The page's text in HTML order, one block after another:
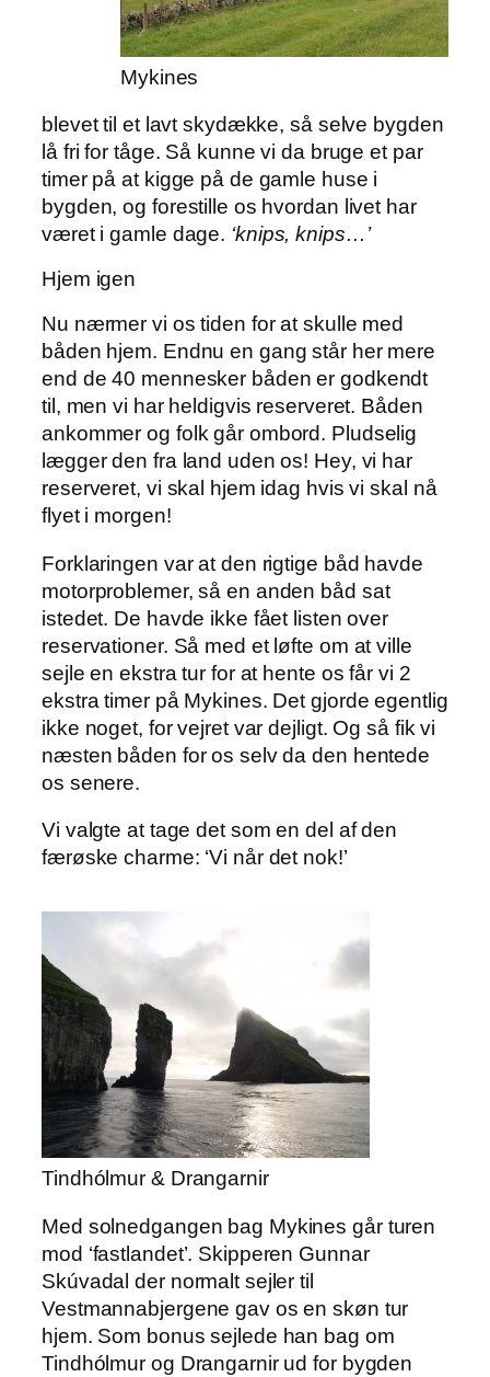
Mykines
blevet til et lavt skydække, så selve bygden
lå fri for tåge. Så kunne vi da bruge et par
timer på at kigge på de gamle huse i
bygden, og forestille os hvordan livet har
været i gamle dage. ‘knips, knips…’
Hjem igen
Nu nærmer vi os tiden for at skulle med
båden hjem. Endnu en gang står her mere
end de 40 mennesker båden er godkendt
til, men vi har heldigvis reserveret. Båden
ankommer og folk går ombord. Pludselig
lægger den fra land uden os! Hey, vi har
reserveret, vi skal hjem idag hvis vi skal nå
flyet i morgen!
Forklaringen var at den rigtige båd havde
motorproblemer, så en anden båd sat
istedet. De havde ikke fået listen over
reservationer. Så med et løfte om at ville
sejle en ekstra tur for at hente os får vi 2
ekstra timer på Mykines. Det gjorde egentlig
ikke noget, for vejret var dejligt. Og så fik vi
næsten båden for os selv da den hentede
os senere.
Vi valgte at tage det som en del af den
færøske charme: ‘Vi når det nok!’
Tindhólmur & Drangarnir
Med solnedgangen bag Mykines går turen
mod ‘fastlandet’. Skipperen Gunnar
Skúvadal der normalt sejler til
Vestmannabjergene gav os en skøn tur
hjem. Som bonus sejlede han bag om
Tindhólmur og Drangarnir ud for bygden